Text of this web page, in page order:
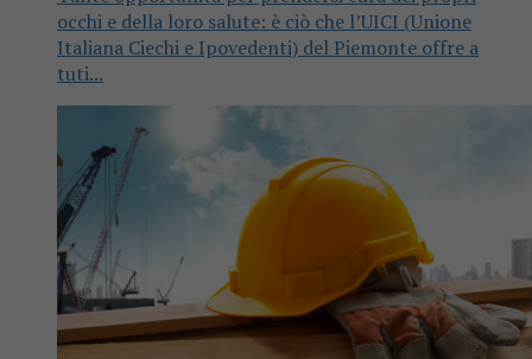
occhi e della loro salute: è ciò che l’UICI (Unione
Italiana Ciechi e Ipovedenti) del Piemonte offre a
tuti...